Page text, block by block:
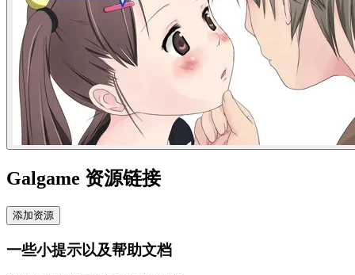
Galgame 资源链接
添加资源
一些小提示以及帮助文档